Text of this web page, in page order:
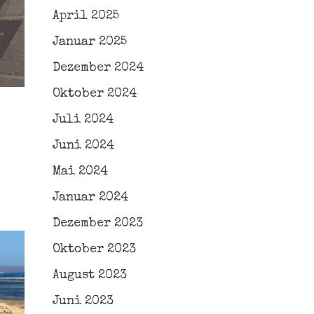
April 2025
Januar 2025
Dezember 2024
Oktober 2024
Juli 2024
Juni 2024
Mai 2024
Januar 2024
Dezember 2023
Oktober 2023
August 2023
Juni 2023